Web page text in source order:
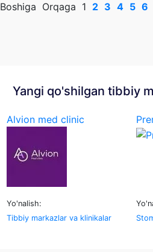
Boshiga Orqaga 1 2 3 4 5 6
Yangi qo'shilgan tibbiy
Alvion med clinic
Yo'nalish:
Tibbiy markazlar va klinikalar